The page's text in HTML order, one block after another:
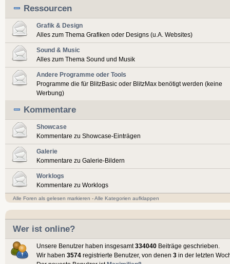
Ressourcen
Grafik & Design
Alles zum Thema Grafiken oder Designs (u.A. Websites)
Sound & Music
Alles zum Thema Sound und Musik
Andere Programme oder Tools
Programme die für BlitzBasic oder BlitzMax benötigt werden (keine
Werbung)
Kommentare
Showcase
Kommentare zu Showcase-Einträgen
Galerie
Kommentare zu Galerie-Bildern
Worklogs
Kommentare zu Worklogs
Alle Foren als gelesen markieren -Alle Kategorien aufklappen
Wer ist online?
Unsere Benutzer haben insgesamt334040 Beiträge geschrieben.
Wir haben 3574 registrierte Benutzer, von denen 3 in der letzten